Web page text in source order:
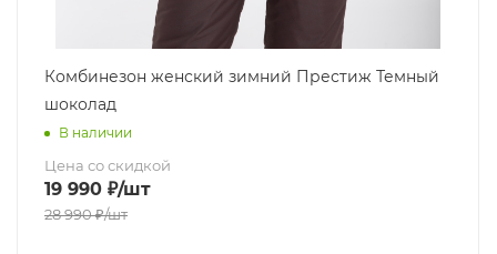
Комбинезон женский зимний Престиж Темный
шоколад
В наличии
Цена со скидкой
19 990 ₽/шт
28 990₽/шт